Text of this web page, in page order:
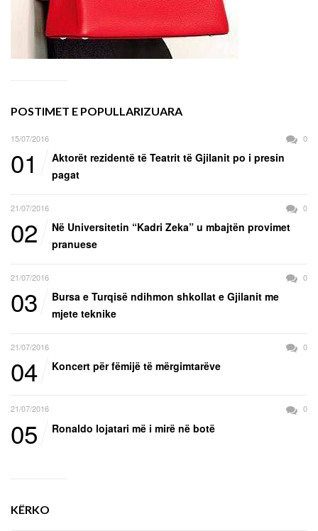
POSTIMET E POPULLARIZUARA
15/07/2016 0
01
Aktorët rezidentë të Teatrit të Gjilanit po i presin
pagat
21/07/2016 0
02
Në Universitetin “Kadri Zeka” u mbajtën provimet
pranuese
21/07/2016 0
03
Bursa e Turqisë ndihmon shkollat e Gjilanit me
mjete teknike
21/07/2016 0
04 Koncert për fëmijë të mërgimtarëve
21/07/2016 0
05 Ronaldo lojatari më i mirë në botë
KËRKO